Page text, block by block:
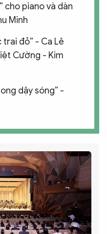
cho piano và dàn
Minh
trai đỏ” - Ca Lê
Cường - Kim
dậy sóng” -